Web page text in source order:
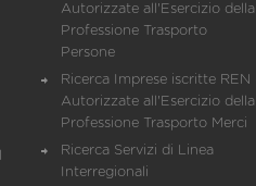
Autorizzate all'Esercizio della
Professione Trasporto
Persone
Ricerca Imprese iscritte REN
Autorizzate all'Esercizio della
Professione Trasporto Merci
Ricerca Servizi di Linea
Interregionali